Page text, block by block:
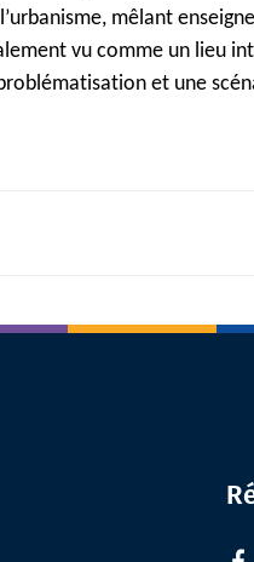
mêlant
vu comme un lieu
et une